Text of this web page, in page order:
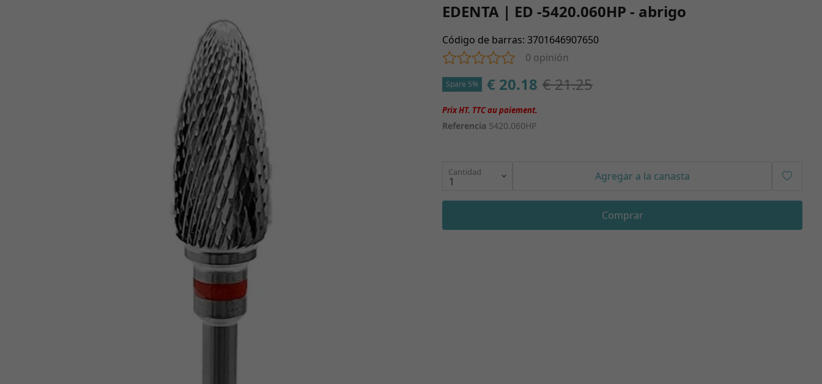
EDENTA | ED -5420.060HP - abrigo
Código de barras:3701646907650
0 opinión
Spare 5% € 20.18 € 21.25
Referencia 5420.060HP
Cantidad Agregar a la canasta
Comprar